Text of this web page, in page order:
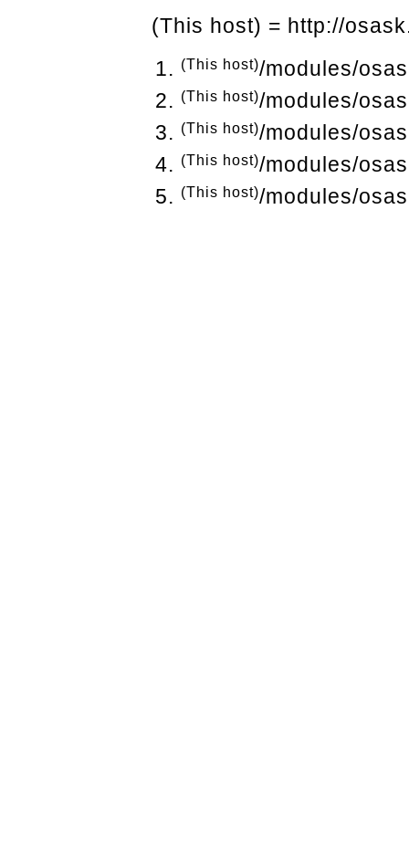
(This host) = http://
(This host)/modules/
(This host)/modules/
(This host)/modules/
(This host)/modules/
(This host)/modules/